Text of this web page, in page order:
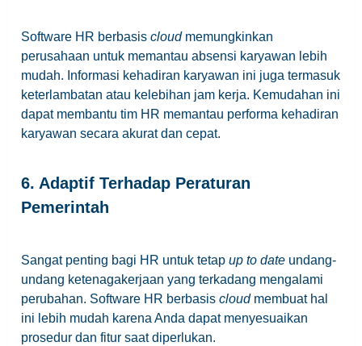
Software HR berbasis cloudmemungkinkan
perusahaan untuk memantau absensi karyawan lebih
mudah. Informasi kehadiran karyawan ini juga termasuk
keterlambatan atau kelebihan jam kerja. Kemudahan ini
dapat membantu tim HR memantau performa kehadiran
karyawan secara akurat dan cepat.
6. Adaptif Terhadap Peraturan
Pemerintah
Sangat penting bagi HR untuk tetap up to date undang-
undang ketenagakerjaan yang terkadang mengalami
perubahan. Software HR berbasis cloudmembuat hal
ini lebih mudah karena Anda dapat menyesuaikan
prosedur dan fitur saat diperlukan.